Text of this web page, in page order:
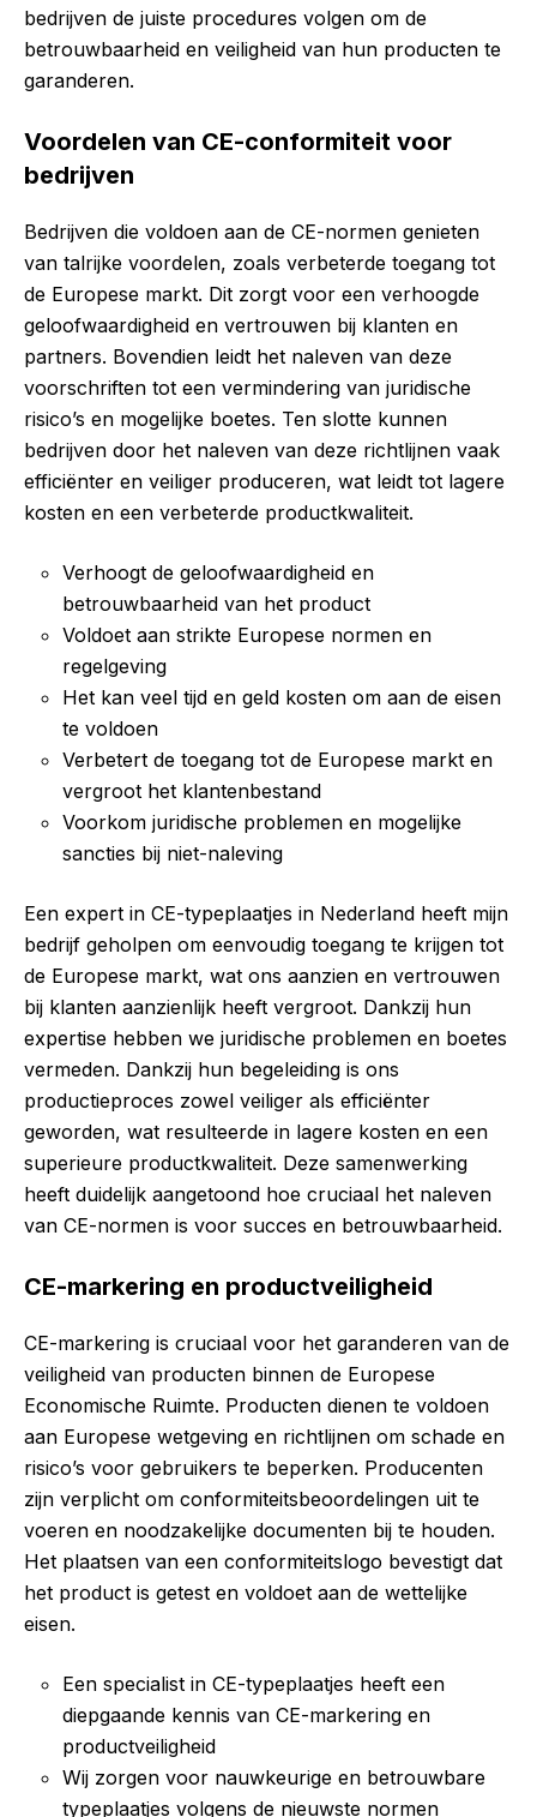
bedrijven de juiste procedures volgen om de
betrouwbaarheid en veiligheid van hun producten te
garanderen.
Voordelen van CE-conformiteit voor
bedrijven
Bedrijven die voldoen aan de CE-normen genieten
van talrijke voordelen, zoals verbeterde toegang tot
de Europese markt. Dit zorgt voor een verhoogde
geloofwaardigheid en vertrouwen bij klanten en
partners. Bovendien leidt het naleven van deze
voorschriften tot een vermindering van juridische
risico’s en mogelijke boetes. Ten slotte kunnen
bedrijven door het naleven van deze richtlijnen vaak
efficiënter en veiliger produceren, wat leidt tot lagere
kosten en een verbeterde productkwaliteit.
Verhoogt de geloofwaardigheid en
betrouwbaarheid van het product
Voldoet aan strikte Europese normen en
regelgeving
Het kan veel tijd en geld kosten om aan de eisen
te voldoen
Verbetert de toegang tot de Europese markt en
vergroot het klantenbestand
Voorkom juridische problemen en mogelijke
sancties bij niet-naleving
Een expert in CE-typeplaatjes in Nederland heeft mijn
bedrijf geholpen om eenvoudig toegang te krijgen tot
de Europese markt, wat ons aanzien en vertrouwen
bij klanten aanzienlijk heeft vergroot. Dankzij hun
expertise hebben we juridische problemen en boetes
vermeden. Dankzij hun begeleiding is ons
productieproces zowel veiliger als efficiënter
geworden, wat resulteerde in lagere kosten en een
superieure productkwaliteit. Deze samenwerking
heeft duidelijk aangetoond hoe cruciaal het naleven
van CE-normen is voor succes en betrouwbaarheid.
CE-markering en productveiligheid
CE-markering is cruciaal voor het garanderen van de
veiligheid van producten binnen de Europese
Economische Ruimte. Producten dienen te voldoen
aan Europese wetgeving en richtlijnen om schade en
risico’s voor gebruikers te beperken. Producenten
zijn verplicht om conformiteitsbeoordelingen uit te
voeren en noodzakelijke documenten bij te houden.
Het plaatsen van een conformiteitslogo bevestigt dat
het product is getest en voldoet aan de wettelijke
eisen.
Een specialist in CE-typeplaatjes heeft een
diepgaande kennis van CE-markering en
productveiligheid
Wij zorgen voor nauwkeurige en betrouwbare
typeplaatjes volgens de nieuwste normen